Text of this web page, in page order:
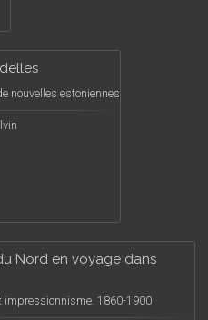
nouvelles estoniennes
Nord en voyage dans
impressionnisme. 1860-1900